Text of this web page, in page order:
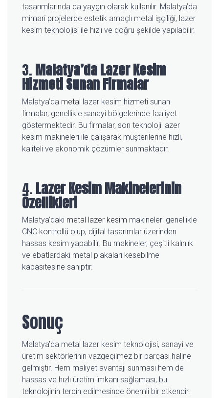
tasarımlarında da yaygın olarak kullanılır. Malatya’da
mimari projelerde estetik amaçlı metal işçiliği, lazer
kesim teknolojisi ile hızlı ve doğru şekilde yapılabilir.
3.Malatya’da Lazer Kesim
Hizmeti Sunan Firmalar
Malatya’da metal lazer kesim hizmeti sunan
firmalar, genellikle sanayi bölgelerinde faaliyet
göstermektedir. Bu firmalar, son teknoloji lazer
kesim makineleri ile çalışarak müşterilerine hızlı,
kaliteli ve ekonomik çözümler sunmaktadır.
4.Lazer Kesim Makinelerinin
Özellikleri
Malatya’daki metal lazer kesim makineleri genellikle
CNC kontrollü olup, dijital tasarımlar üzerinden
hassas kesim yapabilir. Bu makineler, çeşitli kalınlık
ve ebatlardaki metal plakaları kesebilme
kapasitesine sahiptir.
Sonuç
Malatya’da metal lazer kesim teknolojisi, sanayi ve
üretim sektörlerinin vazgeçilmez bir parçası haline
gelmiştir. Hem maliyet avantajı sunması hem de
hassas ve hızlı üretim imkanı sağlaması, bu
teknolojinin tercih edilmesinde önemli bir etkendir.